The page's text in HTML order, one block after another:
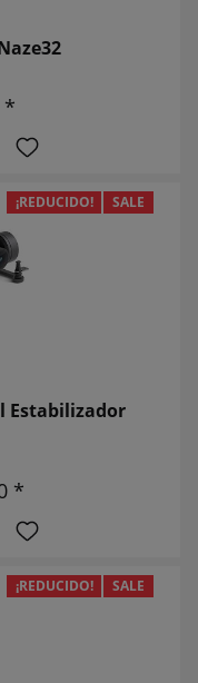
*
¡REDUCIDO! SALE
Estabilizador
*
¡REDUCIDO! SALE